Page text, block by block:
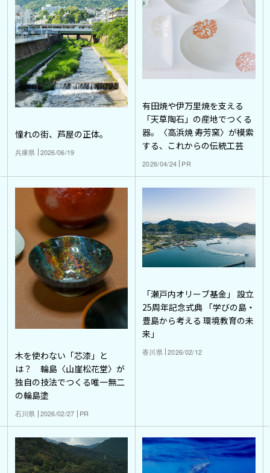
憧れの街、芦屋の正体。
兵庫県 2026/06/19
有田焼や伊万里焼を支える
「天草陶石」の産地でつくる
器。〈高浜焼 寿芳窯〉が模索
する、これからの伝統工芸
2026/04/24 PR
木を使わない「芯漆」と
は？ 輪島〈山崖松花堂〉が
独自の技法でつくる唯一無二
の輪島塗
石川県 2026/02/27 PR
「瀬戸内オリーブ基金」 設立
25周年記念式典 「学びの島・
豊島から考える 環境教育の未
来」
香川県 2026/02/12